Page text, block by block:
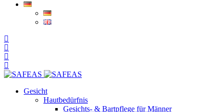
Gesicht
Hautbedürfnis
Gesichts- & Bartpflege für Männer